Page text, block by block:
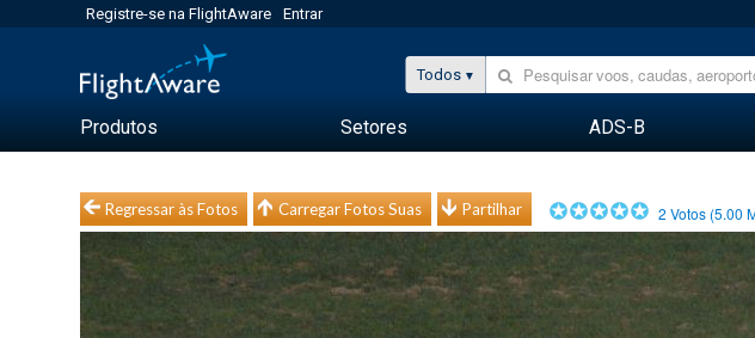
Registre-se na FlightAware Entrar
Todos
Produtos Setores ADS-B
Regressar às Fotos Carregar Fotos Suas Partilhar 2 Votos (5.00